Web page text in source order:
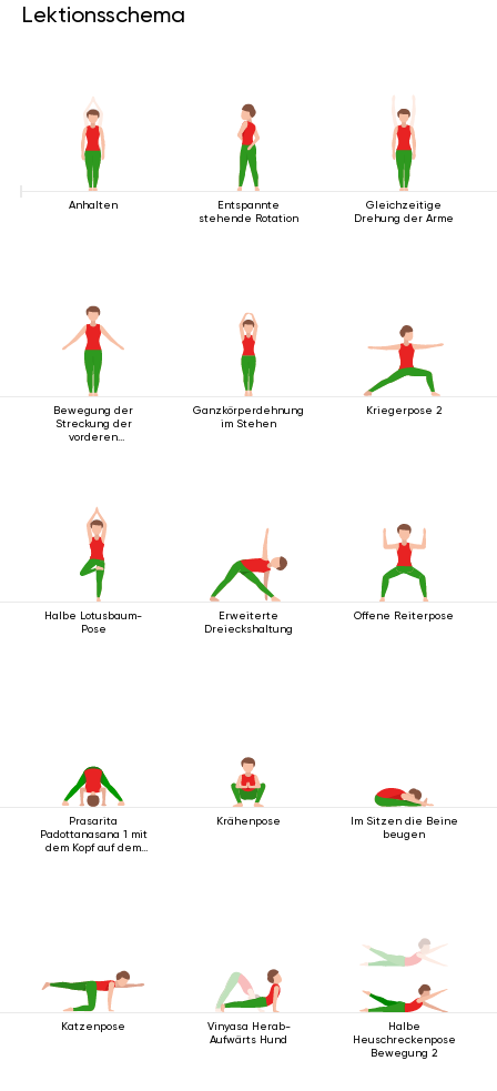
Lektionsschema
Anhalten
Entspannte
stehende Rotation
Gleichzeitige
Drehung der Arme
Bewegung der
Streckung der
vorderen
Ganzkörperdehnung
im Stehen
Kriegerpose 2
Halbe Lotusbaum-
Pose
Erweiterte
Dreieckshaltung
Offene Reiterpose
Prasarita
Padottanasana 1 mit
dem Kopf auf dem
Krähenpose
Im Sitzen die Beine
beugen
Katzenpose
Vinyasa Herab-
Aufwärts Hund
Halbe
Heuschreckenpose
Bewegung 2